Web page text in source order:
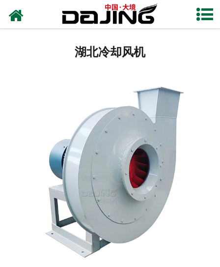
网站首页
湖北除尘风机
湖北高压风机
湖北轴流风机
湖北输送风机
湖北保温风机
湖北通风风机
湖北锅炉风机
湖北冷却风机